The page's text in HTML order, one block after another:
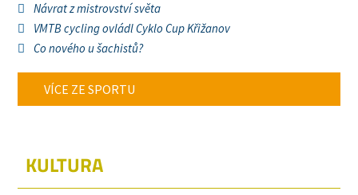
Návrat z mistrovství světa
VMTB cycling ovládl Cyklo Cup Křižanov
Co nového u šachistů?
VÍCE ZE SPORTU
KULTURA